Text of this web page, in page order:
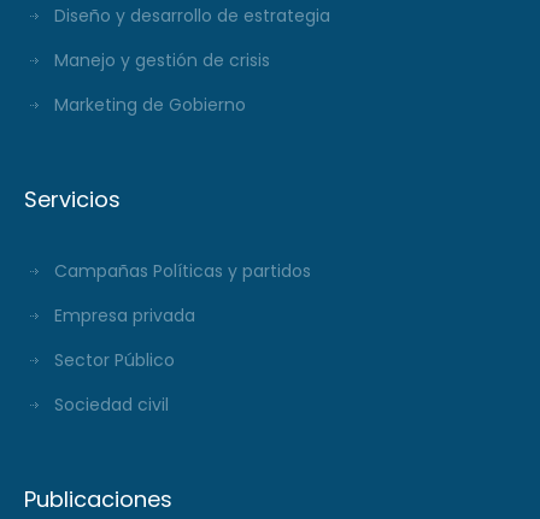
Diseño y desarrollo de estrategia
Manejo y gestión de crisis
Marketing de Gobierno
Servicios
Campañas Políticas y partidos
Empresa privada
Sector Público
Sociedad civil
Publicaciones